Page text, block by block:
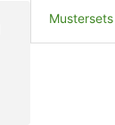
Mustersets